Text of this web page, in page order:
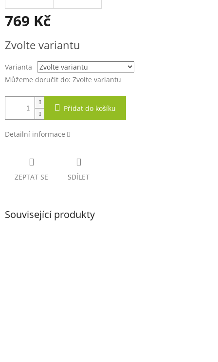
769 Kč
cena:
Zvolte variantu
Varianta
Můžeme doručit do: Zvolte variantu
Přidat do košíku
Detailní informace
ZEPTAT SE SDÍLET
Související produkty